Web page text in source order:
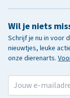
Wil je niets
Schrijf je nu in voor
nieuwtjes, leuke
onze dierenarts.